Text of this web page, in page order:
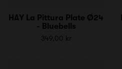
HAY La Pittura Plate Ø24
- Bluebells
349,00 kr